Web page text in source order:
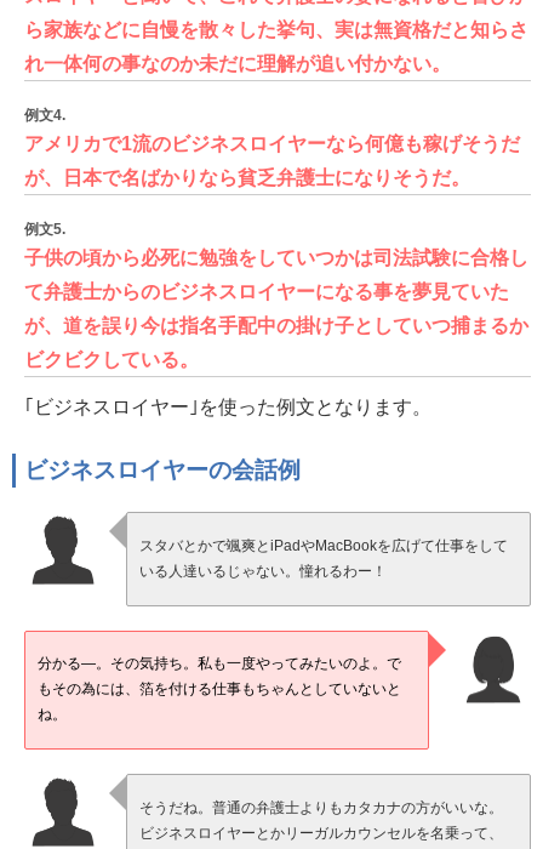
ら家族などに自慢を散々した挙句、実は無資格だと知らさ
れ一体何の事なのか未だに理解が追い付かない。
例文4.
アメリカで1流のビジネスロイヤーなら何億も稼げそうだ
が、日本で名ばかりなら貧乏弁護士になりそうだ。
例文5.
子供の頃から必死に勉強をしていつかは司法試験に合格し
て弁護士からのビジネスロイヤーになる事を夢見ていた
が、道を誤り今は指名手配中の掛け子としていつ捕まるか
ビクビクしている。
｢ビジネスロイヤー｣を使った例文となります。
ビジネスロイヤーの会話例
スタバとかで颯爽とiPadやMacBookを広げて仕事をして
いる人達いるじゃない。憧れるわー！
分かる—。その気持ち。私も一度やってみたいのよ。で
もその為には、箔を付ける仕事もちゃんとしていないと
ね。
そうだね。普通の弁護士よりもカタカナの方がいいな。
ビジネスロイヤーとかリーガルカウンセルを名乗って、